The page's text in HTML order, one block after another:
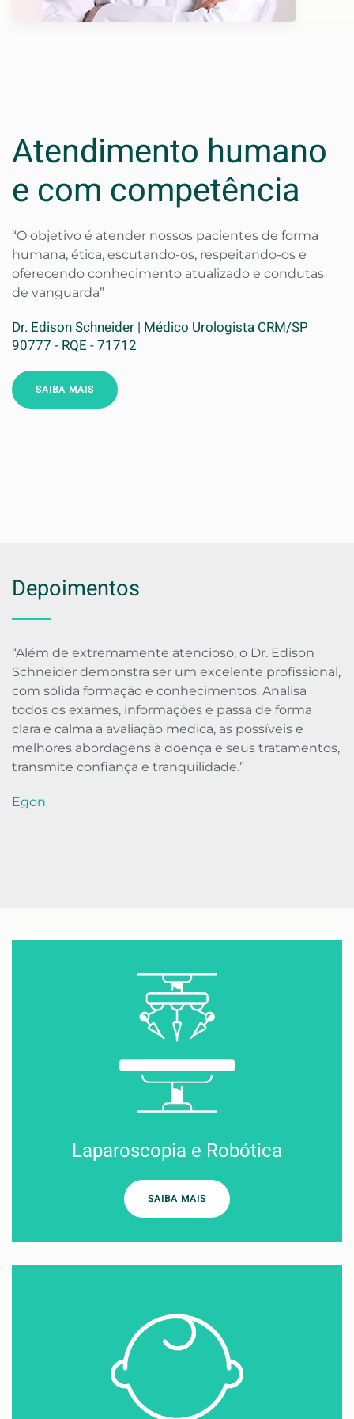
Atendimento humano
e com competência
“O objetivo é atender nossos pacientes de forma
humana, ética, escutando-os, respeitando-os e
oferecendo conhecimento atualizado e condutas
de vanguarda”
Dr. Edison Schneider | Médico Urologista CRM/SP
90777 - RQE - 71712
SAIBA MAIS
Depoimentos
“Além de extremamente atencioso, o Dr. Edison
Schneider demonstra ser um excelente profissional,
com sólida formação e conhecimentos. Analisa
todos os exames, informações e passa de forma
clara e calma a avaliação medica, as possíveis e
melhores abordagens à doença e seus tratamentos,
transmite confiança e tranquilidade.”
Egon
Laparoscopia e Robótica
SAIBA MAIS